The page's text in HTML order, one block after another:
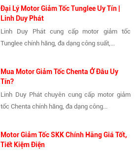
Đại Lý Motor Giảm Tốc Tunglee Uy Tín |
Linh Duy Phát
Linh Duy Phát cung cấp motor giảm tốc
Tunglee chính hãng, đa dạng công suất,...
Mua Motor Giảm Tốc Chenta Ở Đâu Uy
Tín?
Linh Duy Phát chuyên cung cấp motor giảm
tốc Chenta chính hãng, đa dạng công...
Motor Giảm Tốc SKK Chính Hãng Giá Tốt,
Tiết Kiệm Điện